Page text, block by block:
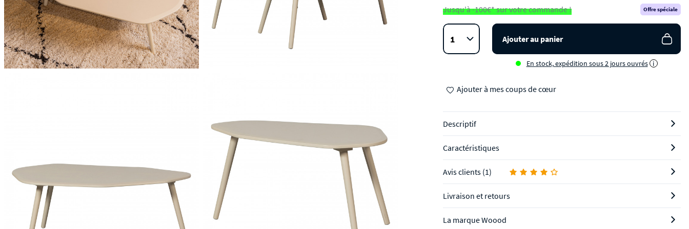
Jusqu'à -100€* sur votre commande ! Offre spéciale
Ajouter au panier
En stock, expédition sous 2 jours ouvrés i
Ajouter à mes coups de cœur
Descriptif
Caractéristiques
Avis clients (1)
Livraison et retours
La marque Woood